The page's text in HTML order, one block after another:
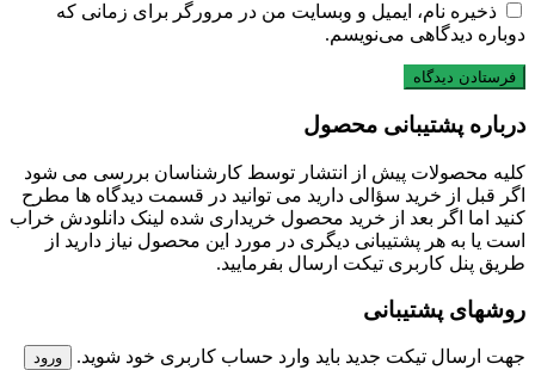
ذخیره نام، ایمیل و وبسایت من در مرورگر برای زمانی که
دوباره دیدگاهی می‌نویسم.
درباره پشتیبانی محصول
کلیه محصولات پیش از انتشار توسط کارشناسان بررسی می شود
اگر قبل از خرید سؤالی دارید می توانید در قسمت دیدگاه ها مطرح
کنید اما اگر بعد از خرید محصول خریداری شده لینک دانلودش خراب
است یا به هر پشتیبانی دیگری در مورد این محصول نیاز دارید از
طریق پنل کاربری تیکت ارسال بفرمایید.
روشهای پشتیبانی
جهت ارسال تیکت جدید باید وارد حساب کاربری خود شوید. ورود